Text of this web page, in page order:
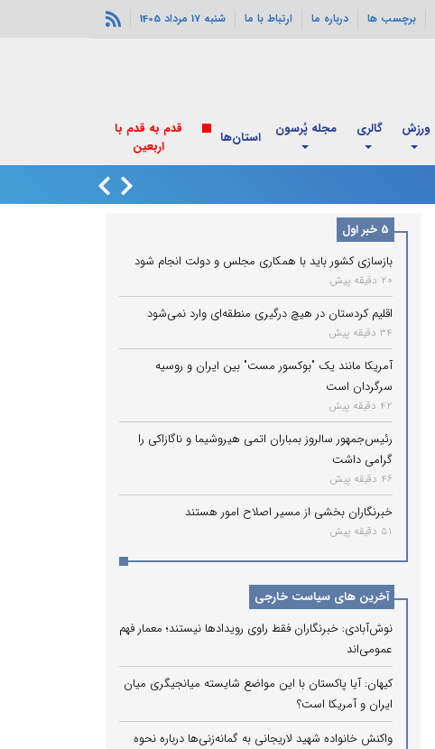
برچسب ها درباره ما ارتباط با ما شنبه 17 مرداد 1405
ورزش گالری مجله پُرسون استان‌ها
قدم به قدم با
اربعین
5 خبر اول
بازسازی کشور باید با همکاری مجلس و دولت انجام شود
20 دقیقه پیش
اقلیم کردستان در هیچ درگیری منطقه‌ای وارد نمی‌شود
34 دقیقه پیش
آمریکا مانند یک "بوکسور مست" بین ایران و روسیه
سرگردان است
42 دقیقه پیش
رئیس‌جمهور سالروز بمباران اتمی هیروشیما و ناگازاکی را
گرامی داشت
46 دقیقه پیش
خبرنگاران بخشی از مسیر اصلاح امور هستند
51 دقیقه پیش
آخرین های سیاست خارجی
نوش‌آبادی: خبرنگاران فقط راوی رویدادها نیستند؛ معمار فهم
عمومی‌اند
کیهان: آیا پاکستان با این مواضع شایسته میانجیگری میان
ایران و آمریکا است؟
واکنش خانواده شهید لاریجانی به گمانه‌زنی‌ها درباره نحوه